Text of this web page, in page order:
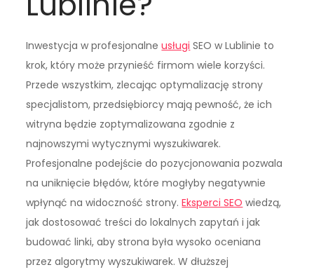
Inwestycja w profesjonalneusługi SEO w Lublinie to
krok, który może przynieść firmom wiele korzyści.
Przede wszystkim, zlecając optymalizację strony
specjalistom, przedsiębiorcy mają pewność, że ich
witryna będzie zoptymalizowana zgodnie z
najnowszymi wytycznymi wyszukiwarek.
Profesjonalne podejście do pozycjonowania pozwala
na uniknięcie błędów, które mogłyby negatywnie
wpłynąć na widoczność strony.Eksperci SEO wiedzą,
jak dostosować treści do lokalnych zapytań i jak
budować linki, aby strona była wysoko oceniana
przez algorytmy wyszukiwarek. W dłuższej